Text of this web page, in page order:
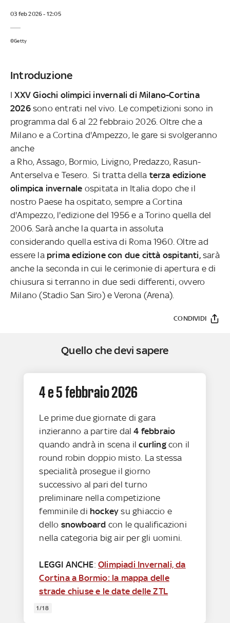
03 feb 2026 - 12:05
©Getty
Introduzione
I XXV Giochi olimpici invernali di Milano-Cortina
2026sono entrati nel vivo. Le competizioni sono in
programma dal 6 al 22 febbraio 2026. Oltre che a
Milano e a Cortina d'Ampezzo, le gare si svolgeranno
anche
a Rho, Assago, Bormio, Livigno, Predazzo, Rasun-
Anterselva e Tesero. Si tratta della terza edizione
olimpica invernale ospitata in Italia dopo che il
nostro Paese ha ospitato, sempre a Cortina
d'Ampezzo, l'edizione del 1956 e a Torino quella del
2006. Sarà anche la quarta in assoluta
considerando quella estiva di Roma 1960. Oltre ad
essere laprima edizione con due città ospitanti,sarà
anche la seconda in cui le cerimonie di apertura e di
chiusura si terranno in due sedi differenti, ovvero
Milano (Stadio San Siro) e Verona (Arena).
CONDIVIDI
Quello che devi sapere
4 e 5 febbraio 2026
Le prime due giornate di gara
inzieranno a partire dal4 febbraio
quando andrà in scena ilcurlingcon il
round robin doppio misto. La stessa
specialità prosegue il giorno
successivo al pari del turno
preliminare nella competizione
femminile di hockey su ghiaccio e
dello snowboard con le qualificazioni
nella categoria big air per gli uomini.
LEGGI ANCHE:Olimpiadi Invernali, da
Cortina a Bormio: la mappa delle
strade chiuse e le date delle ZTL
1/18